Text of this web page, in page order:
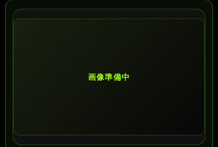
画像準備中